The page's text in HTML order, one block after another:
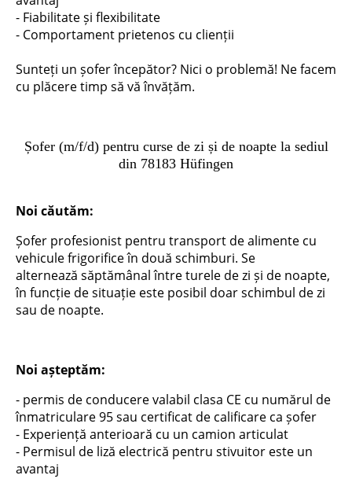
- Fiabilitate și flexibilitate
- Comportament prietenos cu clienții
Sunteți un șofer începător? Nici o problemă! Ne facem
cu plăcere timp să vă învățăm.
Șofer (m/f/d) pentru curse de zi și de noapte la sediul
din 78183 Hüfingen
Noi căutăm:
Șofer profesionist pentru transport de alimente cu
vehicule frigorifice în două schimburi. Se
alternează săptămânal între turele de zi și de noapte,
în funcție de situație este posibil doar schimbul de zi
sau de noapte.
Noi așteptăm:
- permis de conducere valabil clasa CE cu numărul de
înmatriculare 95 sau certificat de calificare ca șofer
- Experiență anterioară cu un camion articulat
- Permisul de liză electrică pentru stivuitor este un
avantaj